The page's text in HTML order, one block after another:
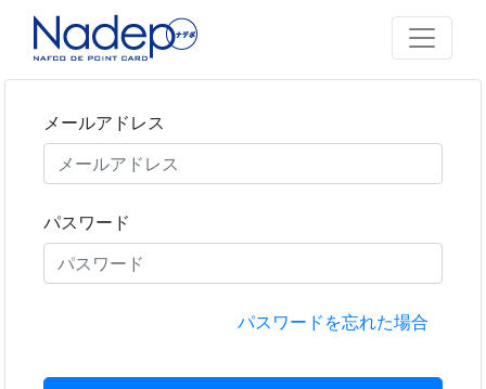
メールアドレス
パスワード
パスワードを忘れた場合